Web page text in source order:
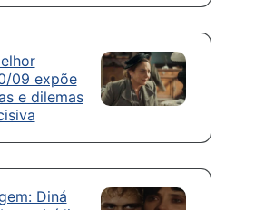
09 expõe
e dilemas
Diná